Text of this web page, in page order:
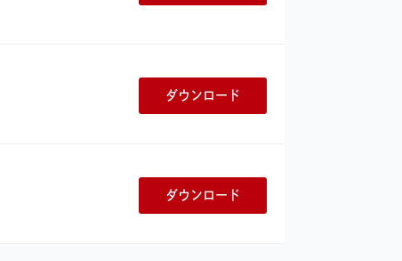
ダウンロード
ダウンロード